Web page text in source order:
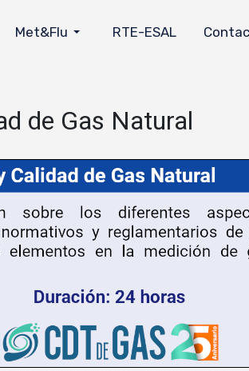
Met&Flu RTE-ESAL
de Gas Natural